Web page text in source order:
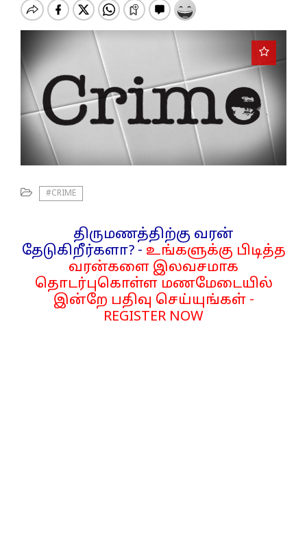
#CRIME
திருமணத்திற்கு வரன்
தேடுகிறீர்களா? - உங்களுக்கு பிடித்த
வரன்களை இலவசமாக
தொடர்புகொள்ள மணமேடையில்
இன்றே பதிவு செய்யுங்கள் -
REGISTER NOW